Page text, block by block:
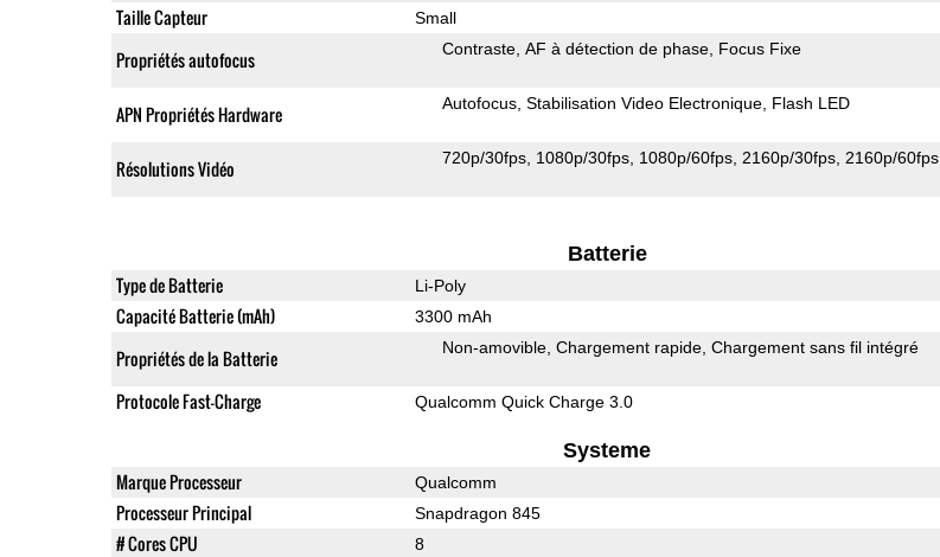
Taille Capteur Small
Propriétés autofocus Contraste AF à détection de phase Focus Fixe
APN Propriétés Hardware Autofocus Stabilisation Video Electronique Flash LED
Résolutions Vidéo 720p/30fps 1080p/30fps 1080p/60fps 2160p/30fps 2160p/60fps
Batterie
Type de Batterie Li-Poly
Capacité Batterie (mAh) 3300 mAh
Propriétés de la Batterie Non-amovible Chargement rapide Chargement sans fil intégré
Protocole Fast-Charge Qualcomm Quick Charge 3.0
Systeme
Marque Processeur Qualcomm
Processeur Principal Snapdragon 845
# Cores CPU 8